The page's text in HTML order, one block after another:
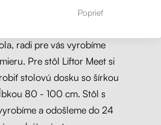
radi pre vás vyrobíme
Pre stôl Liftor Meet si
stolovú dosku so šírkou
80 - 100 cm. Stôl s
a odošleme do 24
Poprieť